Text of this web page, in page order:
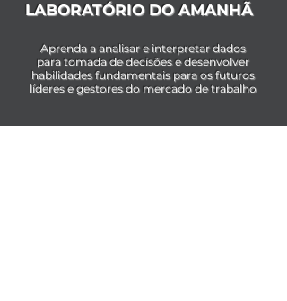
LABORATÓRIO DO AMANHÃ
Aprenda a analisar e interpretar dados
para tomada de decisões e desenvolver
habilidades fundamentais para os futuros
líderes e gestores do mercado de trabalho